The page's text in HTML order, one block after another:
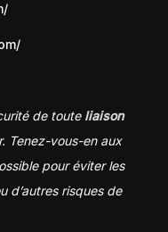
de toute liaison
Tenez-vous-en aux
pour éviter les
d’autres risques de